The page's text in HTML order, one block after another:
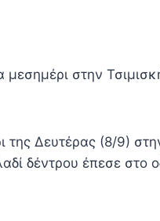
στην
της Δευτέρας (8/9)
δέντρου έπεσε στο